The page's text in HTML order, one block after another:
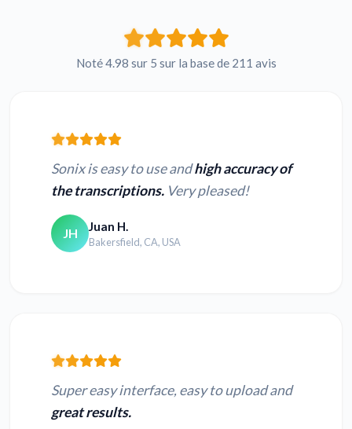
Noté 4.98 sur 5 sur la base de 211 avis
Sonix is easy to use andhigh accuracy of
the transcriptions. Very pleased!
JH Juan H.
Bakersfield, CA, USA
Super easy interface, easy to upload and
great results.